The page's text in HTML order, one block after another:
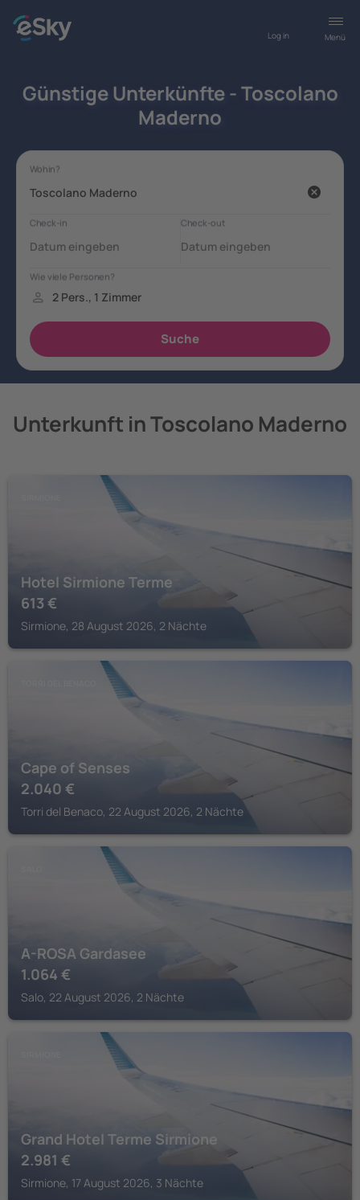
Menü
Log in
Günstige Unterkünfte - Toscolano
Maderno
Unterkunft in Toscolano Maderno
Hotel Sirmione Terme
613 €
Sirmione, 28 August 2026, 2 Nächte
Cape of Senses
2.040 €
Torri del Benaco, 22 August 2026, 2 Nächte
A-ROSA Gardasee
1.064 €
Salo, 22 August 2026, 2 Nächte
Grand Hotel Terme Sirmione
2.981 €
Sirmione, 17 August 2026, 3 Nächte